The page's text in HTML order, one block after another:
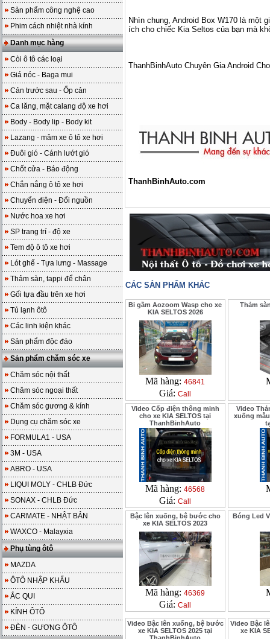
Sản phẩm công nghệ cao
Phim cách nhiệt nhà kính
Danh mục hàng
Còi ô tô các loại
Giá nóc - Baga mui
Cản trước sau - Ốp cản
Ca lăng, mặt calang độ xe hơi
Body - Body lip - Body kit
Lazang - mâm xe ô tô xe hơi
Đuôi gió - Cánh lướt gió
Chốt cửa - Báo động
Chắn nắng ô tô xe hơi
Chuyển điện - Đổi nguồn
Nước hoa xe hơi
SP trang trí - độ xe
Tem độ ô tô xe hơi
Lót ghế - Tựa lưng - Massage
Thảm sàn, tappi để chân
Gối tựa đầu trên xe hơi
Tủ lạnh ôtô
Các linh kiện khác
Sản phẩm độc đáo
Sản phẩm chăm sóc xe
Chăm sóc nội thất
Chăm sóc ngoại thất
Chăm sóc gương & kính
Dụng cụ chăm sóc xe
FORMULA1 - USA
3M - USA
ABRO - USA
LIQUI MOLY - CHLB Đức
SONAX - CHLB Đức
CARMATE - NHẬT BẢN
WAXCO - Malayxia
Phụ tùng ôtô
MAZDA
ÔTÔ NHẬP KHẨU
ẮC QUI
KÍNH ÔTÔ
ĐÈN - GƯƠNG ÔTÔ
Nhìn chung, Android Box W170 là một
ích cho chiếc Kia Seltos của bạn mà
ThanhBinhAuto Chuyên Gia Android
ThanhBinhAuto.com
CÁC SẢN PHẨM KHÁC
Bi gầm Aozoom Wasp cho xe
KIA SELTOS 2026
Mã hàng:46841
Giá:Call
Thảm
Video Cốp điện thông minh
cho xe KIA SELTOS tại
ThanhBinhAuto
Mã hàng:46568
Giá:Call
Video
xuống
Bậc lên xuống, bệ bước cho
xe KIA SELTOS 2023
Mã hàng:46369
Giá:Call
Bóng Led
Video Bậc lên xuống, bệ bước
xe KIA SELTOS 2025 tại
Video Bậc
xe KIA